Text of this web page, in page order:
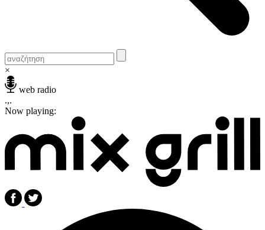
×
web radio
.,.
Now playing: